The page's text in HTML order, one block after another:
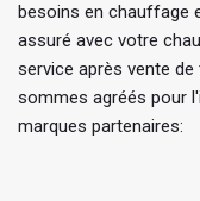
besoins en chauffage
assuré avec votre
service après vente
sommes agréés pour
marques partenaires: